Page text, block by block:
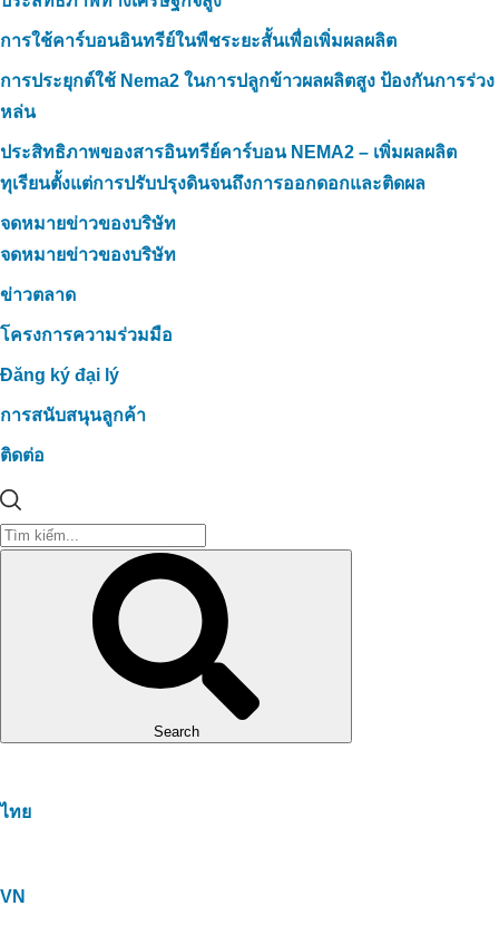
การใช้คาร์บอนอินทรีย์ในพืชระยะสั้นเพื่อเพิ่มผลผลิต
การประยุกต์ใช้ Nema2 ในการปลูกข้าวผลผลิตสูง ป้องกันการร่วง
หล่น
ประสิทธิภาพของสารอินทรีย์คาร์บอน NEMA2 – เพิ่มผลผลิต
ทุเรียนตั้งแต่การปรับปรุงดินจนถึงการออกดอกและติดผล
จดหมายข่าวของบริษัท
จดหมายข่าวของบริษัท
ข่าวตลาด
โครงการความร่วมมือ
Đăng ký đại lý
การสนับสนุนลูกค้า
ติดต่อ
Search
ไทย
VN